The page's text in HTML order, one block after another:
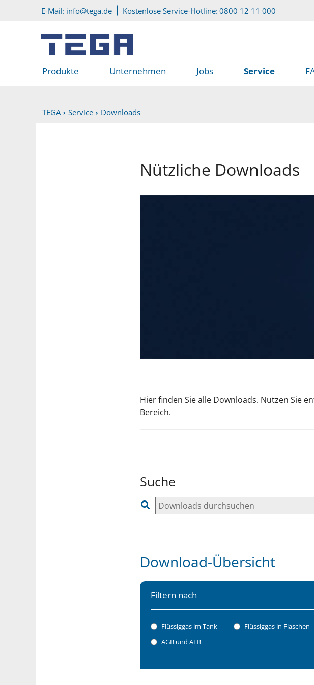
Hauptinhalt
zum Servicemenü
E-Mail: info@tega.de Kostenlose Service-Hotline: 0800 12 11 000
Produkte Unternehmen Jobs Service
TEGA Service Downloads
Nützliche Downloads
Hier finden Sie alle Downloads. Nutzen Sie
Bereich.
Suche
Download-Übersicht
Filtern nach
Flüssiggas im Tank Flüssiggas in Flaschen
AGB und AEB
Starte Filter